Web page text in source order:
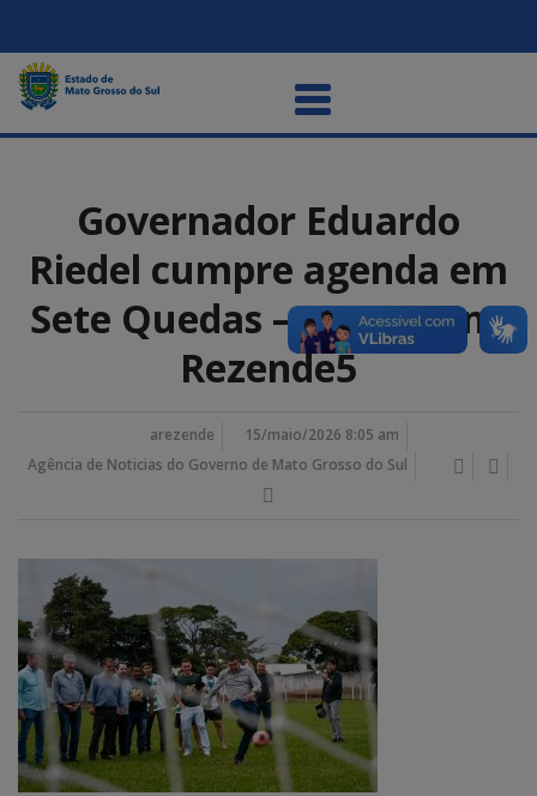
Governador Eduardo
Riedel cumpre agenda em
Sete Quedas – Foto Bruno
Rezende5
arezende
15/maio/2026 8:05 am
Agência de Noticias do Governo de Mato Grosso do Sul